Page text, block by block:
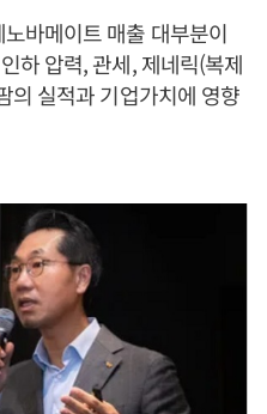
바메이트 매출 대부분이
하 압력, 관세, 제네릭(복제
의 실적과 기업가치에 영향